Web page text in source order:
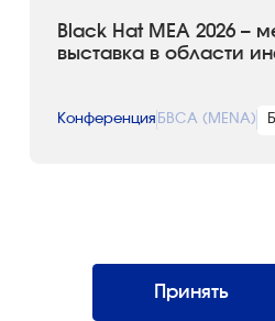
Black Hat MEA 2026 –
выставка в области
Конференция БВСА (MENA)
Интернэшнл»
Все права защищены. Использование
возможно только со ссылкой на
Принять